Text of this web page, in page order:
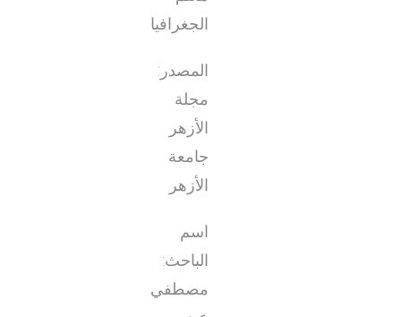
الجغرافيا
المصدر:
مجلة
الأزهر
جامعة
الأزهر
اسم
الباحث:
مصطفي